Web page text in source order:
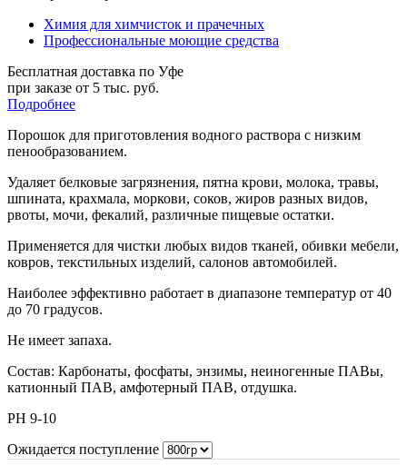
Химия для химчисток и прачечных
Профессиональные моющие средства
Бесплатная доставка по Уфе
при заказе от 5 тыс. руб.
Подробнее
Порошок для приготовления водного раствора с низким
пенообразованием.
Удаляет белковые загрязнения, пятна крови, молока, травы,
шпината, крахмала, моркови, соков, жиров разных видов,
рвоты, мочи, фекалий, различные пищевые остатки.
Применяется для чистки любых видов тканей, обивки мебели,
ковров, текстильных изделий, салонов автомобилей.
Наиболее эффективно работает в диапазоне температур от 40
до 70 градусов.
Не имеет запаха.
Состав: Карбонаты, фосфаты, энзимы, неиногенные ПАВы,
катионный ПАВ, амфотерный ПАВ, отдушка.
РН 9-10
Ожидается поступление